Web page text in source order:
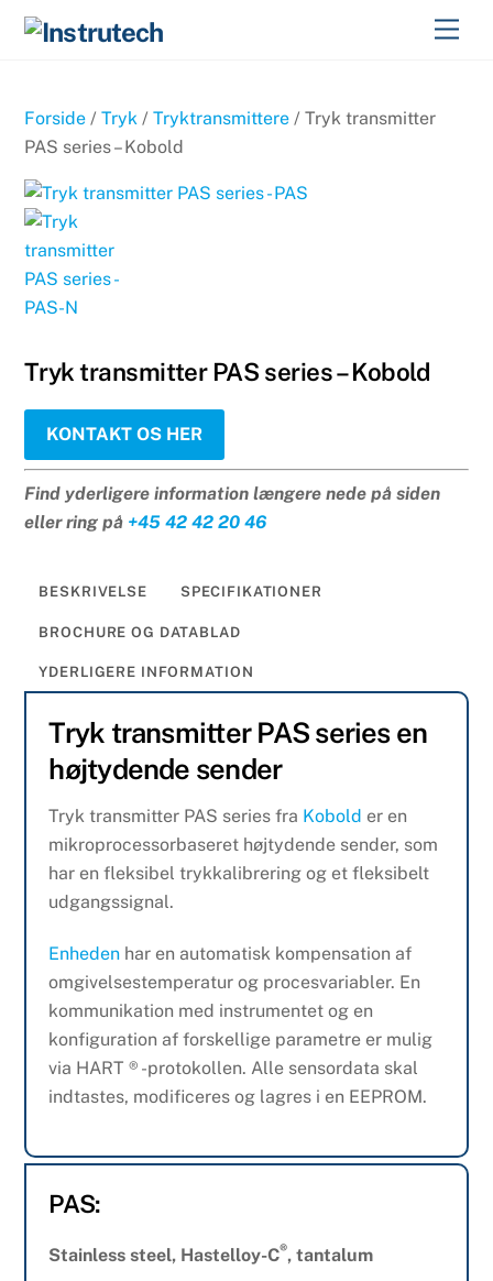
Skip
Forside /Tryk /Tryktransmittere / Tryk transmitter
PAS series – Kobold
Tryk transmitter PAS series – Kobold
KONTAKT OS HER
Find yderligere information længere nede på siden
eller ring på +45 42 42 20 46
BESKRIVELSE SPECIFIKATIONER
BROCHURE OG DATABLAD
YDERLIGERE INFORMATION
Tryk transmitter PAS series en
højtydende sender
Tryk transmitter PAS series fra Kobold er en
mikroprocessorbaseret højtydende sender, som
har en fleksibel trykkalibrering og et fleksibelt
udgangssignal.
Enheden har en automatisk kompensation af
omgivelsestemperatur og procesvariabler. En
kommunikation med instrumentet og en
konfiguration af forskellige parametre er mulig
via HART ® -protokollen. Alle sensordata skal
indtastes, modificeres og lagres i en EEPROM.
PAS:
Stainless steel, Hastelloy-C®, tantalum